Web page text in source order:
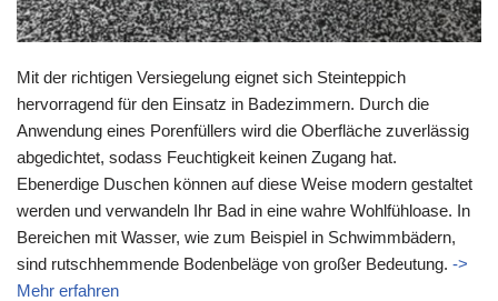
Mit der richtigen Versiegelung eignet sich Steinteppich
hervorragend für den Einsatz in Badezimmern. Durch die
Anwendung eines Porenfüllers wird die Oberfläche zuverlässig
abgedichtet, sodass Feuchtigkeit keinen Zugang hat.
Ebenerdige Duschen können auf diese Weise modern gestaltet
werden und verwandeln Ihr Bad in eine wahre Wohlfühloase. In
Bereichen mit Wasser, wie zum Beispiel in Schwimmbädern,
sind rutschhemmende Bodenbeläge von großer Bedeutung. ->
Mehr erfahren